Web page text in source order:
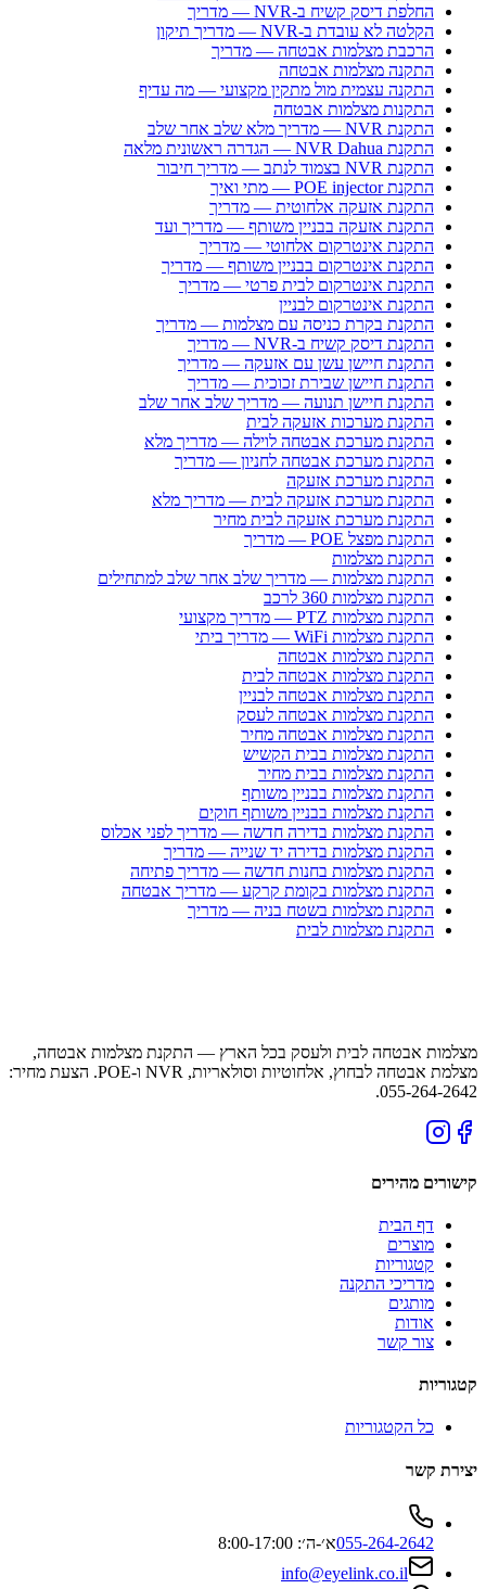
החלפת דיסק קשיח ב-NVR — מדריך
הקלטה לא עובדת ב-NVR — מדריך תיקון
הרכבת מצלמות אבטחה — מדריך
התקנה מצלמות אבטחה
התקנה עצמית מול מתקין מקצועי — מה עדיף
התקנות מצלמות אבטחה
התקנת NVR — מדריך מלא שלב אחר שלב
התקנת NVR Dahua — הגדרה ראשונית מלאה
התקנת NVR בצמוד לנתב — מדריך חיבור
התקנת POE injector — מתי ואיך
התקנת אזעקה אלחוטית — מדריך
התקנת אזעקה בבניין משותף — מדריך ועד
התקנת אינטרקום אלחוטי — מדריך
התקנת אינטרקום בבניין משותף — מדריך
התקנת אינטרקום לבית פרטי — מדריך
התקנת אינטרקום לבניין
התקנת בקרת כניסה עם מצלמות — מדריך
התקנת דיסק קשיח ב-NVR — מדריך
התקנת חיישן עשן עם אזעקה — מדריך
התקנת חיישן שבירת זכוכית — מדריך
התקנת חיישן תנועה — מדריך שלב אחר שלב
התקנת מערכות אזעקה לבית
התקנת מערכת אבטחה לוילה — מדריך מלא
התקנת מערכת אבטחה לחניון — מדריך
התקנת מערכת אזעקה
התקנת מערכת אזעקה לבית — מדריך מלא
התקנת מערכת אזעקה לבית מחיר
התקנת מפצל POE — מדריך
התקנת מצלמות
התקנת מצלמות — מדריך שלב אחר שלב למתחילים
התקנת מצלמות 360 לרכב
התקנת מצלמות PTZ — מדריך מקצועי
התקנת מצלמות WiFi — מדריך ביתי
התקנת מצלמות אבטחה
התקנת מצלמות אבטחה לבית
התקנת מצלמות אבטחה לבניין
התקנת מצלמות אבטחה לעסק
התקנת מצלמות אבטחה מחיר
התקנת מצלמות בבית הקשיש
התקנת מצלמות בבית מחיר
התקנת מצלמות בבניין משותף
התקנת מצלמות בבניין משותף חוקים
התקנת מצלמות בדירה חדשה — מדריך לפני אכלוס
התקנת מצלמות בדירה יד שנייה — מדריך
התקנת מצלמות בחנות חדשה — מדריך פתיחה
התקנת מצלמות בקומת קרקע — מדריך אבטחה
התקנת מצלמות בשטח בניה — מדריך
התקנת מצלמות לבית
מצלמות אבטחה לבית ולעסק בכל הארץ — התקנת מצלמות אבטחה,
מצלמת אבטחה לבחוץ, אלחוטיות וסולאריות, NVR ו-POE. הצעת מחיר:
055-264-2642.
קישורים מהירים
דף הבית
מוצרים
קטגוריות
מדריכי התקנה
מותגים
אודות
צור קשר
קטגוריות
כל הקטגוריות
יצירת קשר
055-264-2642א׳-ה׳: 8:00-17:00
info@eyelink.co.il